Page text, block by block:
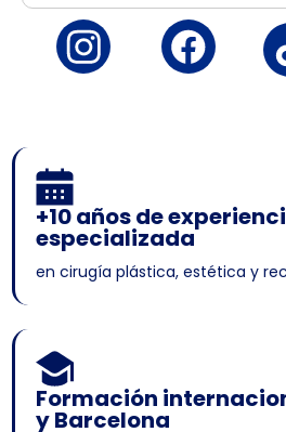
+10 años de
especializada
en cirugía plástica, estética y
Formación
y Barcelona